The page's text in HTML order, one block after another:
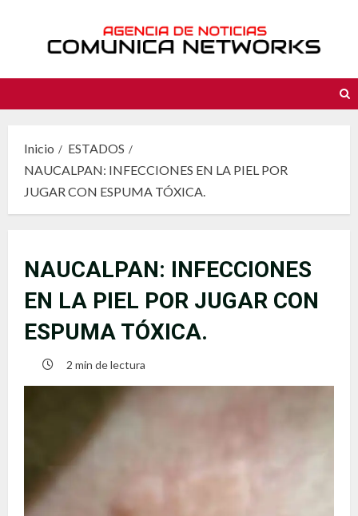
contenido
Inicio
ESTADOS
NAUCALPAN: INFECCIONES EN LA PIEL POR
JUGAR CON ESPUMA TÓXICA.
NAUCALPAN: INFECCIONES
EN LA PIEL POR JUGAR CON
ESPUMA TÓXICA.
2 min de lectura